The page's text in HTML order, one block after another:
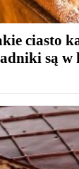
ciasto
są